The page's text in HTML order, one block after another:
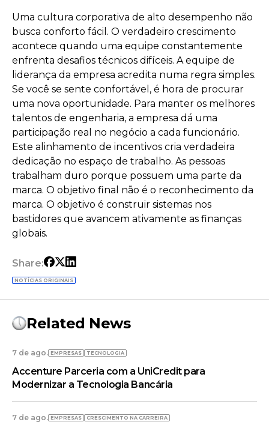
Uma cultura corporativa de alto desempenho não
busca conforto fácil. O verdadeiro crescimento
acontece quando uma equipe constantemente
enfrenta desafios técnicos difíceis. A equipe de
liderança da empresa acredita numa regra simples.
Se você se sente confortável, é hora de procurar
uma nova oportunidade. Para manter os melhores
talentos de engenharia, a empresa dá uma
participação real no negócio a cada funcionário.
Este alinhamento de incentivos cria verdadeira
dedicação no espaço de trabalho. As pessoas
trabalham duro porque possuem uma parte da
marca. O objetivo final não é o reconhecimento da
marca. O objetivo é construir sistemas nos
bastidores que avancem ativamente as finanças
globais.
Share:
NOTÍCIAS ORIGINAIS
Related News
7 de ago. EMPRESAS TECNOLOGIA
Accenture Parceria com a UniCredit para
Modernizar a Tecnologia Bancária
7 de ago. EMPRESAS CRESCIMENTO NA CARREIRA